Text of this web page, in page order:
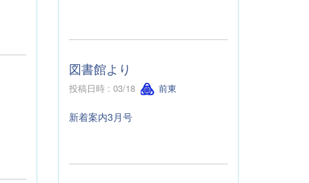
図書館より
投稿日時 : 03/18 前東
新着案内3月号